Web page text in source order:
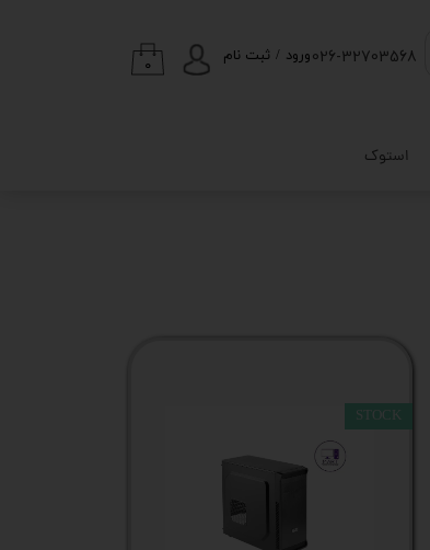
استوک
ورود / ثبت نام
۰ 026-32703568
STOCK